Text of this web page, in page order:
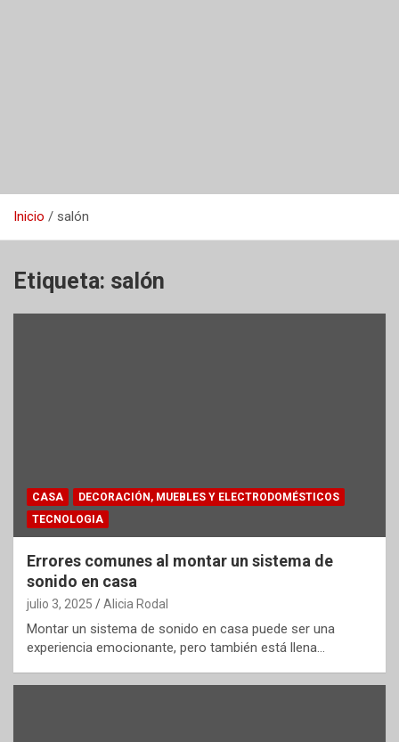
Inicio salón
Etiqueta: salón
CASA
DECORACIÓN, MUEBLES Y ELECTRODOMÉSTICOS
TECNOLOGIA
Errores comunes al montar un sistema de
sonido en casa
julio 3, 2025 Alicia Rodal
Montar un sistema de sonido en casa puede ser una
experiencia emocionante, pero también está llena…